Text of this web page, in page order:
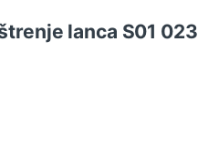
lanca S01 023